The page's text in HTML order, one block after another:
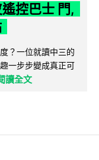
控巴士 門,
？一位就讀中三的
一步步變成真正可
讀全文